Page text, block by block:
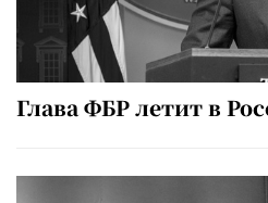
Глава ФБР летит в